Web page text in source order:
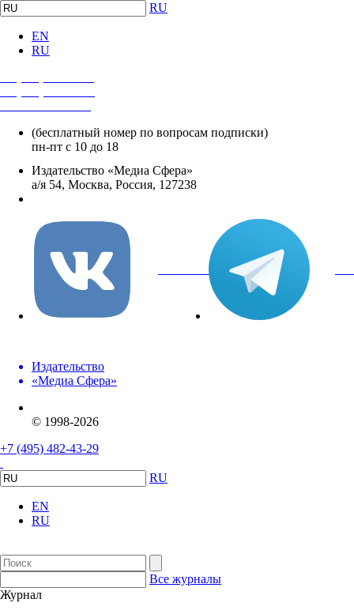
RU
EN
RU
(бесплатный номер по вопросам подписки)
пн-пт с 10 до 18
Издательство «Медиа Сфера»
а/я 54, Москва, Россия, 127238
вКонтакте
Издательство
«Медиа Сфера»
© 1998-2026
+7 (495) 482-43-29
RU
EN
RU
Все журналы
Журнал